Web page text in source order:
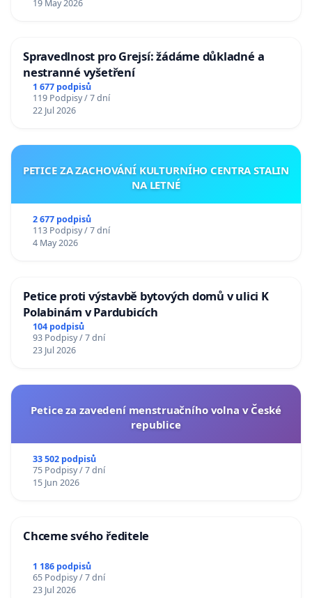
19 May 2026
Spravedlnost pro Grejsí: žádáme důkladné a
nestranné vyšetření
1 677 podpisů
119 Podpisy / 7 dní
22 Jul 2026
PETICE ZA ZACHOVÁNÍ KULTURNÍHO CENTRA STALIN
NA LETNÉ
2 677 podpisů
113 Podpisy / 7 dní
4 May 2026
Petice proti výstavbě bytových domů v ulici K
Polabinám v Pardubicích
104 podpisů
93 Podpisy / 7 dní
23 Jul 2026
Petice za zavedení menstruačního volna v České
republice
33 502 podpisů
75 Podpisy / 7 dní
15 Jun 2026
Chceme svého ředitele
1 186 podpisů
65 Podpisy / 7 dní
23 Jul 2026